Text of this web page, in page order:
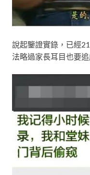
說起鑒證實錄，已經
法略過家長耳目也要